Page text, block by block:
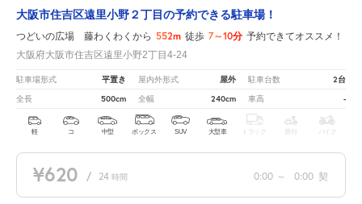
大阪市住吉区遠里小野２丁目の予約できる駐車場！
つどいの広場 藤わくわくから 552m 徒歩 7～10分 予約できてオススメ！
大阪府大阪市住吉区遠里小野2丁目4-24
駐車場形式 平置き 屋内外形式 屋外 駐車台数 2台
全長 500cm 全幅 240cm 車高 -
軽 コ 中型 ボックス SUV 大型車 トラック 原付 バイク
¥620 / 24 時間 0:00 ～ 0:00 契